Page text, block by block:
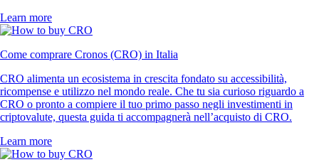
Learn more
Come comprare Cronos (CRO) in Italia
CRO alimenta un ecosistema in crescita fondato su accessibilità,
ricompense e utilizzo nel mondo reale. Che tu sia curioso riguardo a
CRO o pronto a compiere il tuo primo passo negli investimenti in
criptovalute, questa guida ti accompagnerà nell’acquisto di CRO.
Learn more